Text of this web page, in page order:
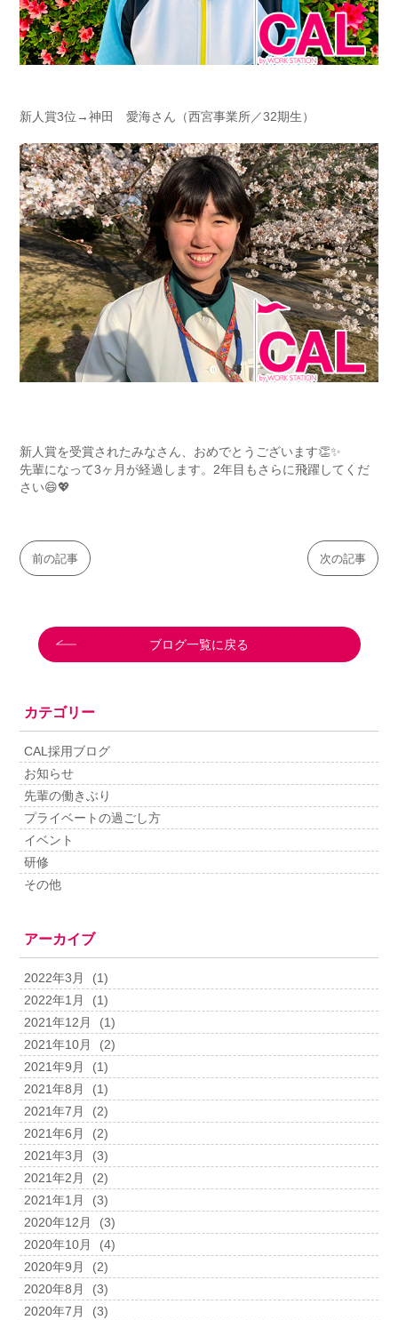
新人賞3位→神田 愛海さん（西宮事業所／32期生）
新人賞を受賞されたみなさん、おめでとうございます👏✨
先輩になって3ヶ月が経過します。2年目もさらに飛躍してくだ
さい😄💖
前の記事 次の記事
ブログ一覧に戻る
カテゴリー
CAL採用ブログ
お知らせ
先輩の働きぶり
プライベートの過ごし方
イベント
研修
その他
アーカイブ
2022年3月
(1)
2022年1月
(1)
2021年12月
(1)
2021年10月
(2)
2021年9月
(1)
2021年8月
(1)
2021年7月
(2)
2021年6月
(2)
2021年3月
(3)
2021年2月
(2)
2021年1月
(3)
2020年12月
(3)
2020年10月
(4)
2020年9月
(2)
2020年8月
(3)
2020年7月
(3)